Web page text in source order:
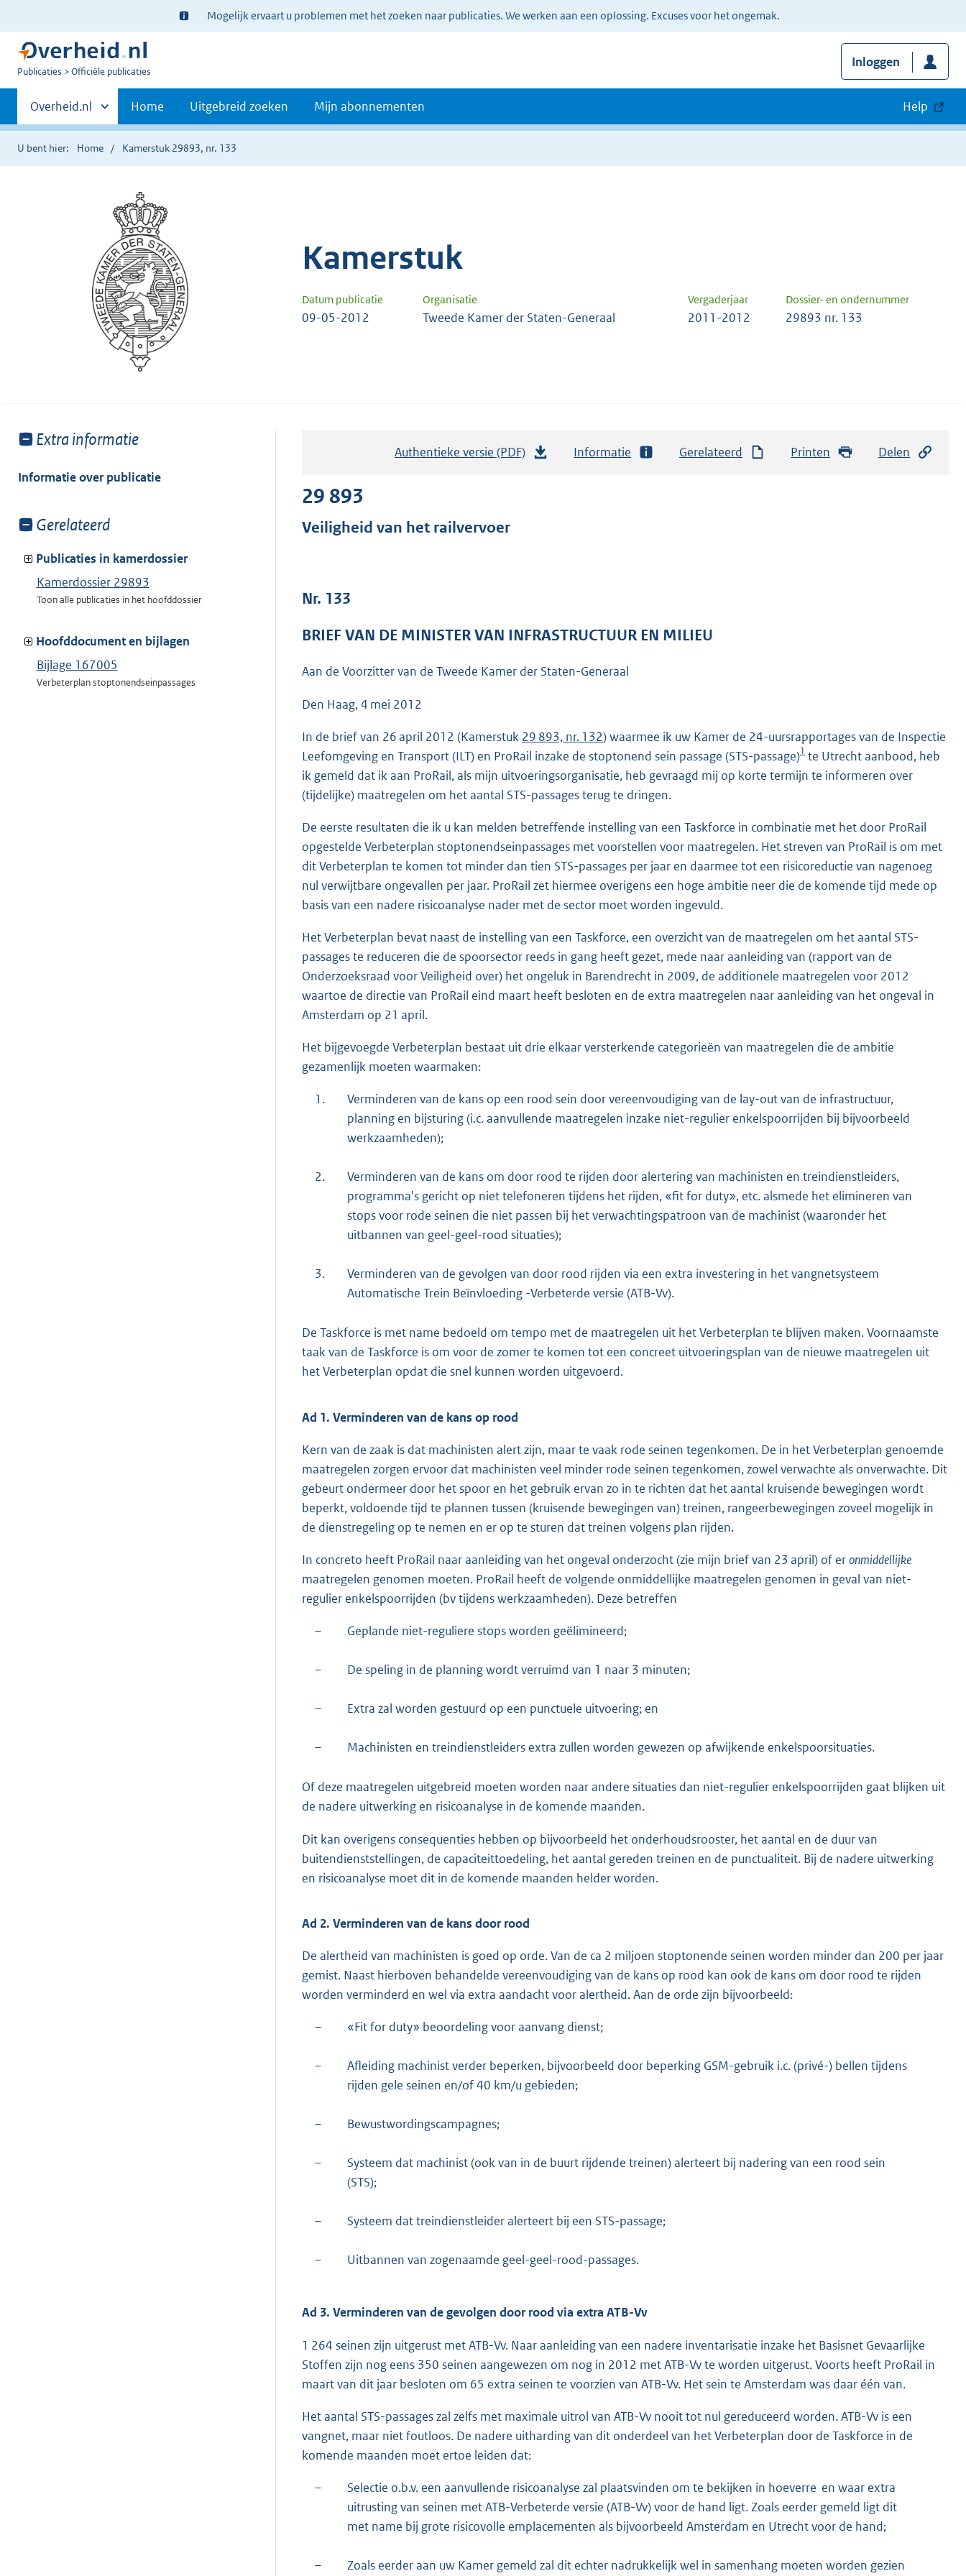
Ter
informatie:
Mogelijk ervaart u problemen met het zoeken naar publicaties. We werken aan een oplossing. Excuses voor het ongemak.
U
Publicaties Officiële publicaties
Inloggen
Primaire
navigatie
Andere
sites
binnen
Overheid.nl Home Uitgebreid zoeken Mijn abonnementen Help
U bent hier: Home Kamerstuk 29893, nr. 133
Kamerstuk
Datum publicatie Organisatie Vergaderjaar Dossier- en ondernummer
09-05-2012 Tweede Kamer der Staten-Generaal 2011-2012 29893 nr. 133
Toon
van:
Extra informatie
Informatie over publicatie
Toon
van:
Gerelateerd
Publicaties in kamerdossier
Kamerdossier 29893
Toon alle publicaties in het hoofddossier
Hoofddocument en bijlagen
Bijlage 167005
Verbeterplan stoptonendseinpassages
Authentieke versie (PDF)
r
o
:
4
9
K
Informatie Gerelateerd Printen Delen
29 893
Veiligheid van het railvervoer
Nr. 133
BRIEF VAN DE MINISTER VAN INFRASTRUCTUUR EN MILIEU
Aan de Voorzitter van de Tweede Kamer der Staten-Generaal
Den Haag, 4 mei 2012
In de brief van 26 april 2012 (Kamerstuk 29 893, nr. 132) waarmee ik uw Kamer de 24-uursrapportages van de Inspectie
Leefomgeving en Transport (ILT) en ProRail inzake de stoptonend sein passage (STS-passage)1 te Utrecht aanbood, heb
ik gemeld dat ik aan ProRail, als mijn uitvoeringsorganisatie, heb gevraagd mij op korte termijn te informeren over
(tijdelijke) maatregelen om het aantal STS-passages terug te dringen.
De eerste resultaten die ik u kan melden betreffende instelling van een Taskforce in combinatie met het door ProRail
opgestelde Verbeterplan stoptonendseinpassages met voorstellen voor maatregelen. Het streven van ProRail is om met
dit Verbeterplan te komen tot minder dan tien STS-passages per jaar en daarmee tot een risicoreductie van nagenoeg
nul verwijtbare ongevallen per jaar. ProRail zet hiermee overigens een hoge ambitie neer die de komende tijd mede op
basis van een nadere risicoanalyse nader met de sector moet worden ingevuld.
Het Verbeterplan bevat naast de instelling van een Taskforce, een overzicht van de maatregelen om het aantal STS-
passages te reduceren die de spoorsector reeds in gang heeft gezet, mede naar aanleiding van (rapport van de
Onderzoeksraad voor Veiligheid over) het ongeluk in Barendrecht in 2009, de additionele maatregelen voor 2012
waartoe de directie van ProRail eind maart heeft besloten en de extra maatregelen naar aanleiding van het ongeval in
Amsterdam op 21 april.
Het bijgevoegde Verbeterplan bestaat uit drie elkaar versterkende categorieën van maatregelen die de ambitie
gezamenlijk moeten waarmaken:
1.
Verminderen van de kans op een rood sein door vereenvoudiging van de lay-out van de infrastructuur,
planning en bijsturing (i.c. aanvullende maatregelen inzake niet-regulier enkelspoorrijden bij bijvoorbeeld
werkzaamheden);
2.
Verminderen van de kans om door rood te rijden door alertering van machinisten en treindienstleiders,
programma's gericht op niet telefoneren tijdens het rijden, «fit for duty», etc. alsmede het elimineren van
stops voor rode seinen die niet passen bij het verwachtingspatroon van de machinist (waaronder het
uitbannen van geel-geel-rood situaties);
3.
Verminderen van de gevolgen van door rood rijden via een extra investering in het vangnetsysteem
Automatische Trein Beïnvloeding -Verbeterde versie (ATB-Vv).
De Taskforce is met name bedoeld om tempo met de maatregelen uit het Verbeterplan te blijven maken. Voornaamste
taak van de Taskforce is om voor de zomer te komen tot een concreet uitvoeringsplan van de nieuwe maatregelen uit
het Verbeterplan opdat die snel kunnen worden uitgevoerd.
Ad 1. Verminderen van de kans op rood
Kern van de zaak is dat machinisten alert zijn, maar te vaak rode seinen tegenkomen. De in het Verbeterplan genoemde
maatregelen zorgen ervoor dat machinisten veel minder rode seinen tegenkomen, zowel verwachte als onverwachte. Dit
gebeurt ondermeer door het spoor en het gebruik ervan zo in te richten dat het aantal kruisende bewegingen wordt
beperkt, voldoende tijd te plannen tussen (kruisende bewegingen van) treinen, rangeerbewegingen zoveel mogelijk in
de dienstregeling op te nemen en er op te sturen dat treinen volgens plan rijden.
In concreto heeft ProRail naar aanleiding van het ongeval onderzocht (zie mijn brief van 23 april) of eronmiddellijke
maatregelen genomen moeten. ProRail heeft de volgende onmiddellijke maatregelen genomen in geval van niet-
regulier enkelspoorrijden (bv tijdens werkzaamheden). Deze betreffen
– Geplande niet-reguliere stops worden geëlimineerd;
– De speling in de planning wordt verruimd van 1 naar 3 minuten;
– Extra zal worden gestuurd op een punctuele uitvoering; en
– Machinisten en treindienstleiders extra zullen worden gewezen op afwijkende enkelspoorsituaties.
Of deze maatregelen uitgebreid moeten worden naar andere situaties dan niet-regulier enkelspoorrijden gaat blijken uit
de nadere uitwerking en risicoanalyse in de komende maanden.
Dit kan overigens consequenties hebben op bijvoorbeeld het onderhoudsrooster, het aantal en de duur van
buitendienststellingen, de capaciteittoedeling, het aantal gereden treinen en de punctualiteit. Bij de nadere uitwerking
en risicoanalyse moet dit in de komende maanden helder worden.
Ad 2. Verminderen van de kans door rood
De alertheid van machinisten is goed op orde. Van de ca 2 miljoen stoptonende seinen worden minder dan 200 per jaar
gemist. Naast hierboven behandelde vereenvoudiging van de kans op rood kan ook de kans om door rood te rijden
worden verminderd en wel via extra aandacht voor alertheid. Aan de orde zijn bijvoorbeeld:
– «Fit for duty» beoordeling voor aanvang dienst;
–
Afleiding machinist verder beperken, bijvoorbeeld door beperking GSM-gebruik i.c. (privé-) bellen tijdens
rijden gele seinen en/of 40 km/u gebieden;
– Bewustwordingscampagnes;
–
Systeem dat machinist (ook van in de buurt rijdende treinen) alerteert bij nadering van een rood sein
(STS);
– Systeem dat treindienstleider alerteert bij een STS-passage;
– Uitbannen van zogenaamde geel-geel-rood-passages.
Ad 3. Verminderen van de gevolgen door rood via extra ATB-Vv
1 264 seinen zijn uitgerust met ATB-Vv. Naar aanleiding van een nadere inventarisatie inzake het Basisnet Gevaarlijke
Stoffen zijn nog eens 350 seinen aangewezen om nog in 2012 met ATB-Vv te worden uitgerust. Voorts heeft ProRail in
maart van dit jaar besloten om 65 extra seinen te voorzien van ATB-Vv. Het sein te Amsterdam was daar één van.
Het aantal STS-passages zal zelfs met maximale uitrol van ATB-Vv nooit tot nul gereduceerd worden. ATB-Vv is een
vangnet, maar niet foutloos. De nadere uitharding van dit onderdeel van het Verbeterplan door de Taskforce in de
komende maanden moet ertoe leiden dat:
–
Selectie o.b.v. een aanvullende risicoanalyse zal plaatsvinden om te bekijken in hoeverre en waar extra
uitrusting van seinen met ATB-Verbeterde versie (ATB-Vv) voor de hand ligt. Zoals eerder gemeld ligt dit
met name bij grote risicovolle emplacementen als bijvoorbeeld Amsterdam en Utrecht voor de hand;
– Zoals eerder aan uw Kamer gemeld zal dit echter nadrukkelijk wel in samenhang moeten worden gezien